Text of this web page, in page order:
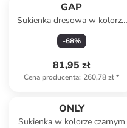
GAP
Sukienka dresowa w kolorze
granatowym
-68%
81,95 zł
Cena producenta: 260,78 zł*
ONLY
Sukienka w kolorze czarnym